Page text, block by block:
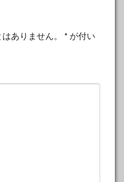
ありません。 * が付い